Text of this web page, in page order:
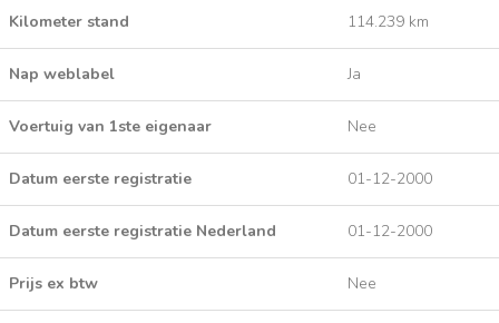
Kilometer stand 114.239 km
Nap weblabel Ja
Voertuig van 1ste eigenaar Nee
Datum eerste registratie 01-12-2000
Datum eerste registratie Nederland 01-12-2000
Prijs ex btw Nee